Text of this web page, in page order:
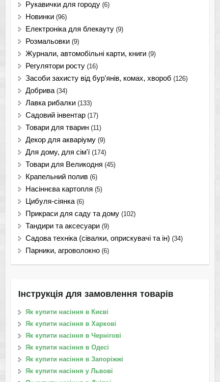
Рукавички для городу (6)
Новинки (96)
Електроніка для блекауту (9)
Розмальовки (9)
Журнали, автомобільні карти, книги (9)
Регулятори росту (16)
Засоби захисту від бур'янів, комах, хвороб (126)
Добрива (34)
Лавка рибалки (133)
Садовий інвентар (17)
Товари для тварин (11)
Декор для акваріуму (9)
Для дому, для сім'ї (174)
Товари для Великодня (45)
Крапельний полив (6)
Насіннєва картопля (5)
Цибуля-сіянка (6)
Прикраси для саду та дому (102)
Тандири та аксесуари (9)
Садова техніка (сівалки, оприскувачі та ін) (34)
Парники, агроволокно (6)
Інструкція для замовлення товарів
Як купити насіння в Києві
Як купити насіння в Харкові
Як купити насіння в Чернігові
Як купити насіння в Одесі
Як купити насіння в Запоріжжі
Як купити насіння у Львові